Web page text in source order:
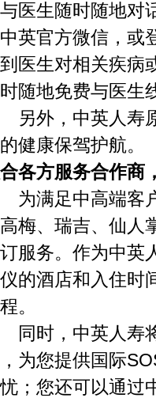
医生随时随地对
英官方微信，或
医生对相关疾病
随地免费与医生
外，中英人寿原
健康保驾护航。
各方服务合作商
满足中高端客户
梅、瑞吉、仙人
服务。作为中英
的酒店和入住时
。
时，中英人寿将
为您提供国际
；您还可以通过